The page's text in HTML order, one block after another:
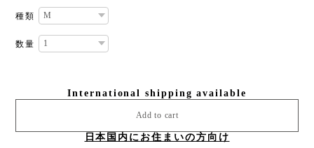
種類
数量
International shipping available
Add to cart
日本国内にお住まいの方向け